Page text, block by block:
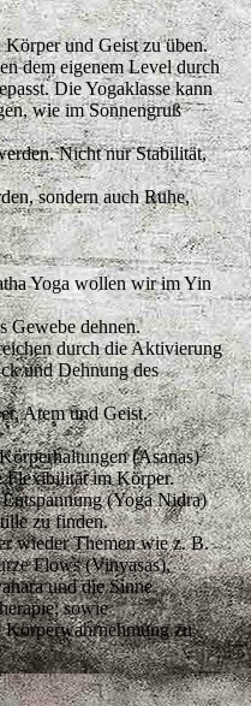
Körper und Geist zu üben.
dem eigenem Level durch
Die Yogaklasse kann
wie im Sonnengruß
Nicht nur Stabilität,
sondern auch Ruhe,
Yoga wollen wir im Yin
Gewebe dehnen.
durch die Aktivierung
und Dehnung des
Atem und Geist.
(Asanas)
Flexibilität im Körper.
(Yoga Nidra)
zu finden.
wieder Themen wie z. B.
Flows (Vinyasas),
und die Sinne
sowie
Körperwahrnehmung zu